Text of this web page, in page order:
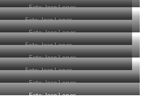
Foto: Jean Lopes
Foto: Jean Lopes
Foto: Jean Lopes
Foto: Jean Lopes
Foto: Jean Lopes
Foto: Jean Lopes
Foto: Jean Lopes
Foto: Jean Lopes